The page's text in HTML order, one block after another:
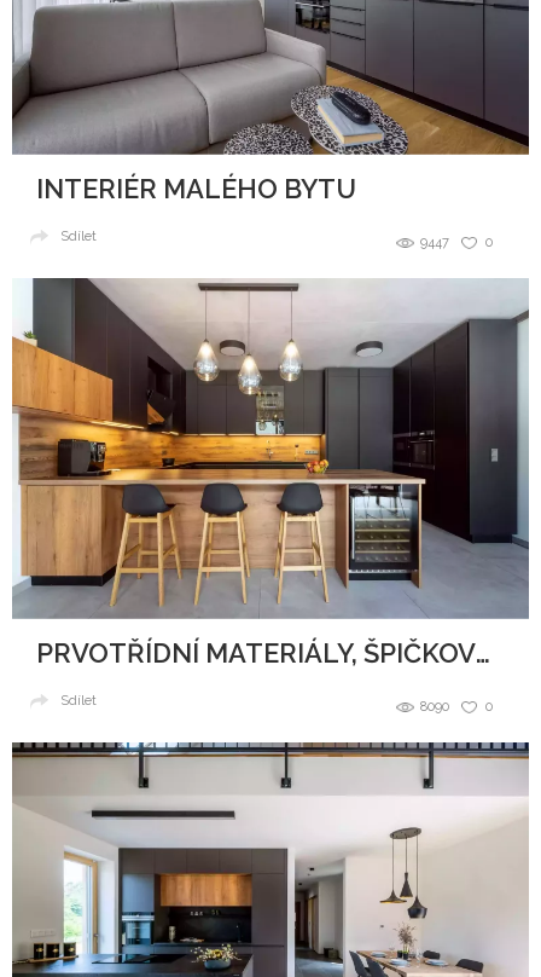
INTERIÉR MALÉHO BYTU
0
9447
Sdílet
PRVOTŘÍDNÍ MATERIÁLY, ŠPIČKOVÝ DESIGN A DOKONALÉ ZPRACOVÁNÍ
0
8090
Sdílet